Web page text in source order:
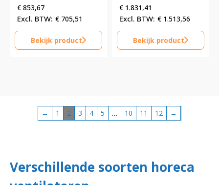
€ 853,67
€ 705,51
Bekijk product
€ 1.831,41
€ 1.513,56
Bekijk product
← 1 2 3 4 5 … 10 11 12 →
Verschillende soorten horeca